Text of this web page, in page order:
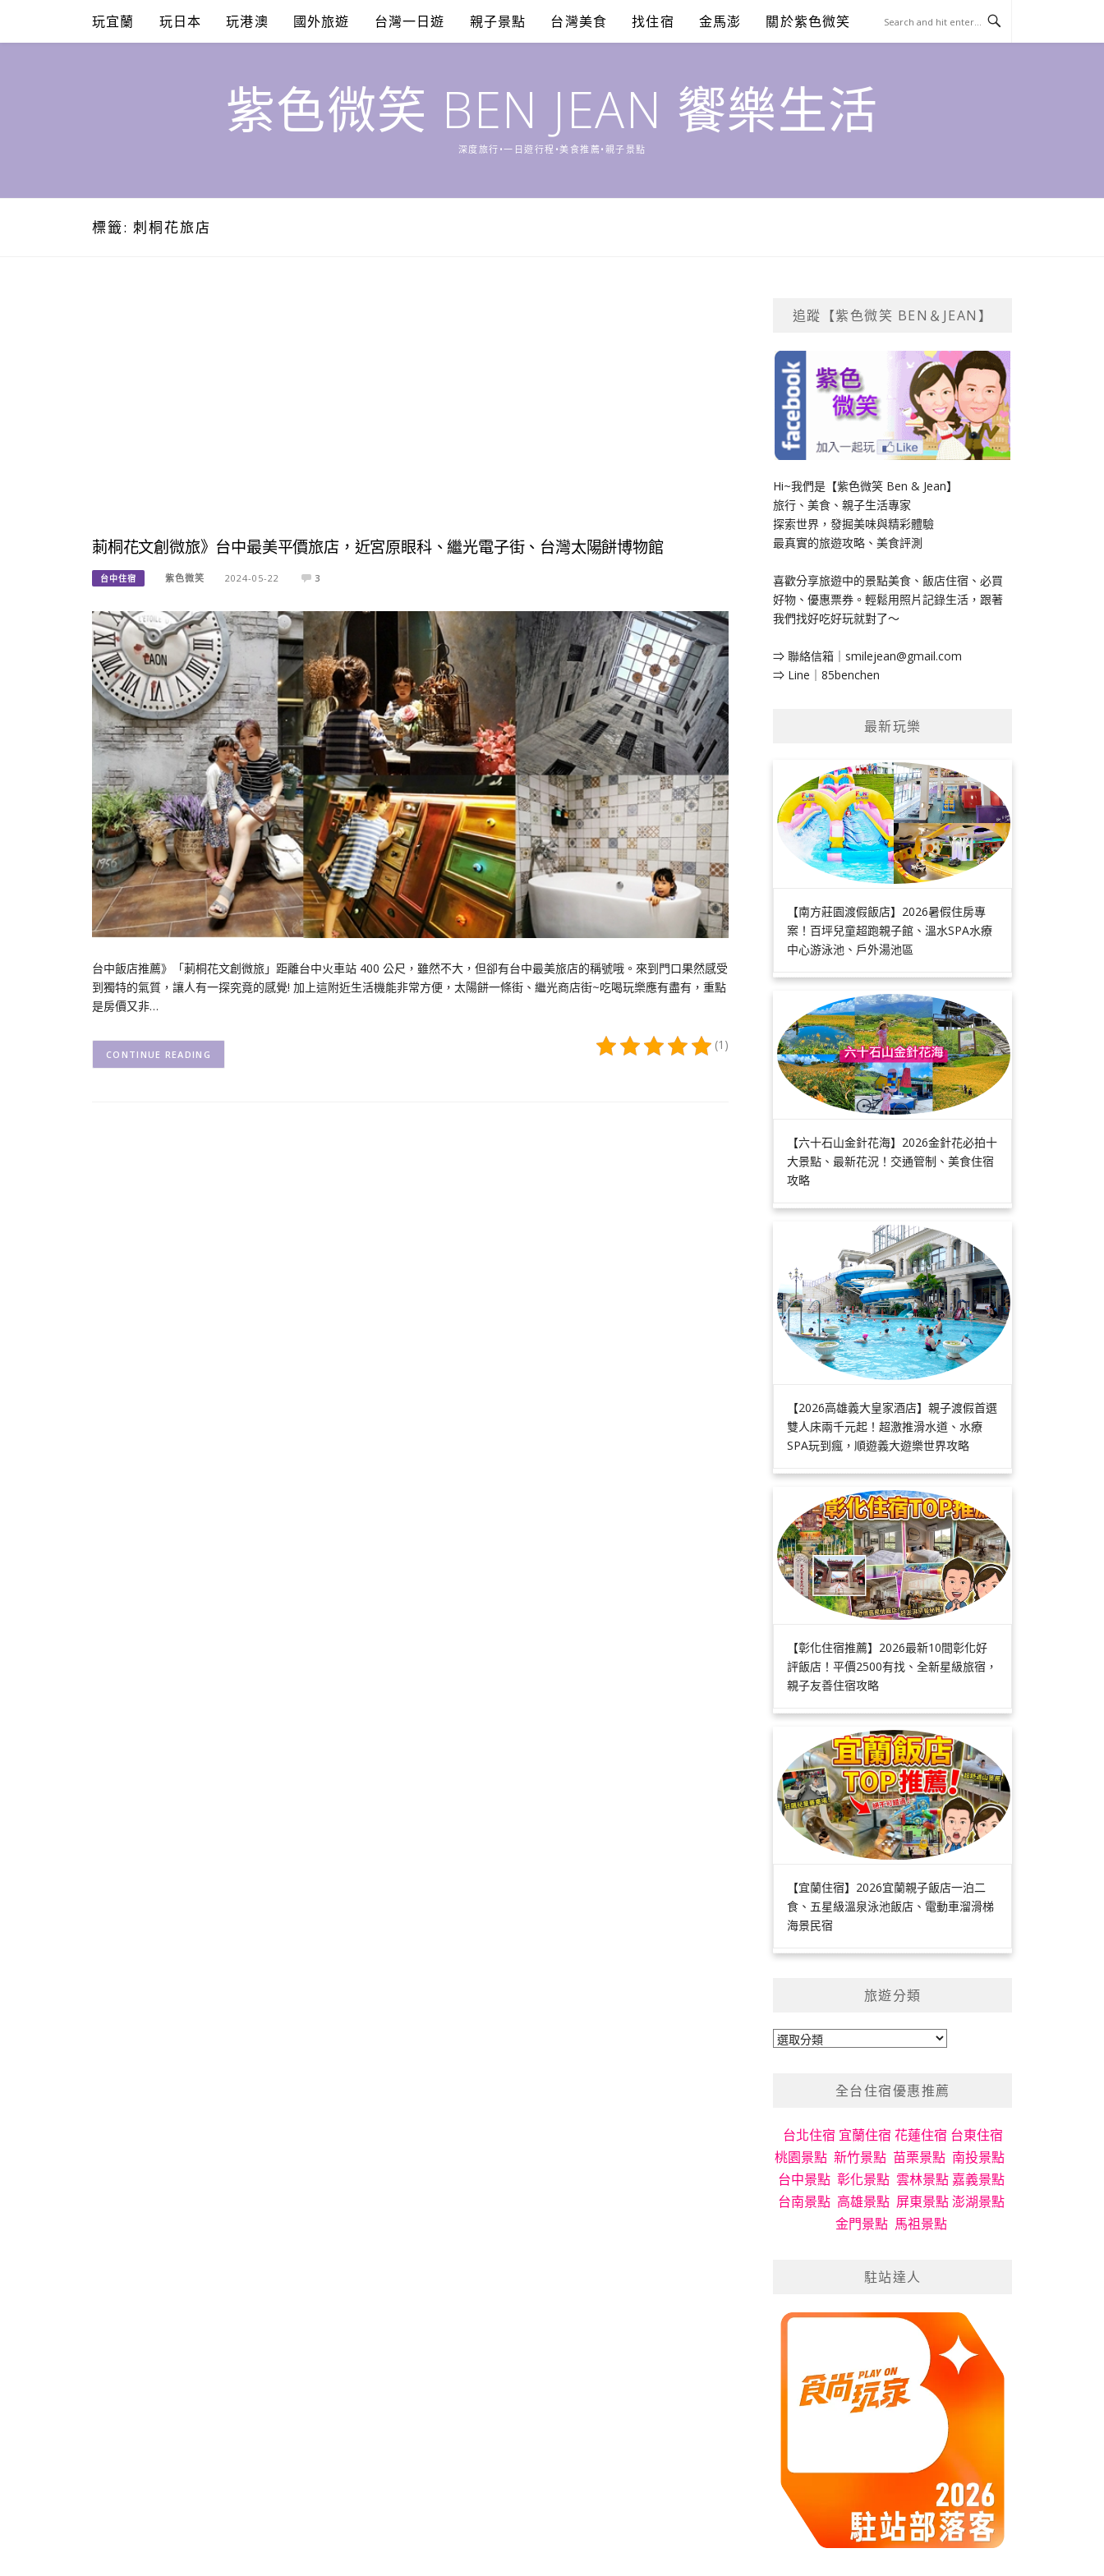
content
玩宜蘭 玩日本 玩港澳 國外旅遊 台灣一日遊 親子景點 台灣美食 找住宿 金馬澎 關於紫色微笑
紫色微笑 BEN JEAN 饗樂生活
深度旅行•一日遊行程•美食推薦•親子景點
標籤: 刺桐花旅店
莿桐花文創微旅》台中最美平價旅店，近宮原眼科、繼光電子街、台灣太陽餅博物館
台中住宿 紫色微笑 2024-05-22 3
台中飯店推薦》「莿桐花文創微旅」距離台中火車站 400 公尺，雖然不大，但卻有台中最美旅店的稱號哦。來到門口果然感受
到獨特的氣質，讓人有一探究竟的感覺! 加上這附近生活機能非常方便，太陽餅一條街、繼光商店街~吃喝玩樂應有盡有，重點
是房價又非…
(1)
CONTINUE READING
追蹤【紫色微笑 BEN＆JEAN】
Hi~我們是【紫色微笑 Ben & Jean】
旅行、美食、親子生活專家
探索世界，發掘美味與精彩體驗
最真實的旅遊攻略、美食評測
喜歡分享旅遊中的景點美食、飯店住宿、必買
好物、優惠票券。輕鬆用照片記錄生活，跟著
我們找好吃好玩就對了～
⇒ 聯絡信箱｜ smilejean@gmail.com
⇒ Line｜85benchen
最新玩樂
【南方莊園渡假飯店】2026暑假住房專
案！百坪兒童超跑親子館、溫水SPA水療
中心游泳池、戶外湯池區
【六十石山金針花海】2026金針花必拍十
大景點、最新花況！交通管制、美食住宿
攻略
【2026高雄義大皇家酒店】親子渡假首選
雙人床兩千元起！超激推滑水道、水療
SPA玩到瘋，順遊義大遊樂世界攻略
【彰化住宿推薦】2026最新10間彰化好
評飯店！平價2500有找、全新星級旅宿，
親子友善住宿攻略
【宜蘭住宿】2026宜蘭親子飯店一泊二
食、五星級溫泉泳池飯店、電動車溜滑梯
海景民宿
旅遊分類
旅
全台住宿優惠推薦
台北住宿 宜蘭住宿 花蓮住宿 台東住宿
桃園景點 新竹景點 苗栗景點 南投景點
台中景點 彰化景點 雲林景點 嘉義景點
台南景點 高雄景點 屏東景點澎湖景點
金門景點 馬祖景點
駐站達人